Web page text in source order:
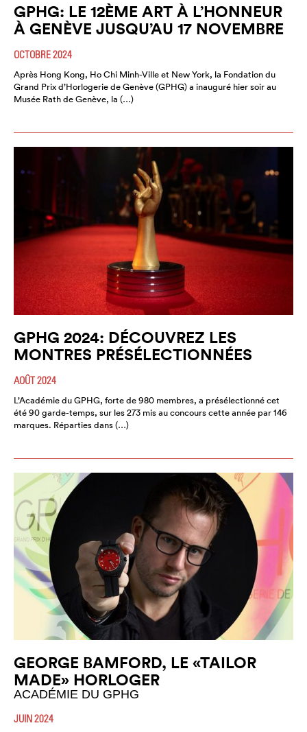
GPHG: LE 12ÈME ART À L’HONNEUR
À GENÈVE JUSQU’AU 17 NOVEMBRE
OCTOBRE 2024
Après Hong Kong, Ho Chi Minh-Ville et New York, la Fondation du
Grand Prix d’Horlogerie de Genève (GPHG) a inauguré hier soir au
Musée Rath de Genève, la (…)
GPHG 2024: DÉCOUVREZ LES
MONTRES PRÉSÉLECTIONNÉES
AOÛT 2024
L’Académie du GPHG, forte de 980 membres, a présélectionné cet
été 90 garde-temps, sur les 273 mis au concours cette année par 146
marques. Réparties dans (…)
GEORGE BAMFORD, LE «TAILOR
MADE» HORLOGER
ACADÉMIE DU GPHG
JUIN 2024